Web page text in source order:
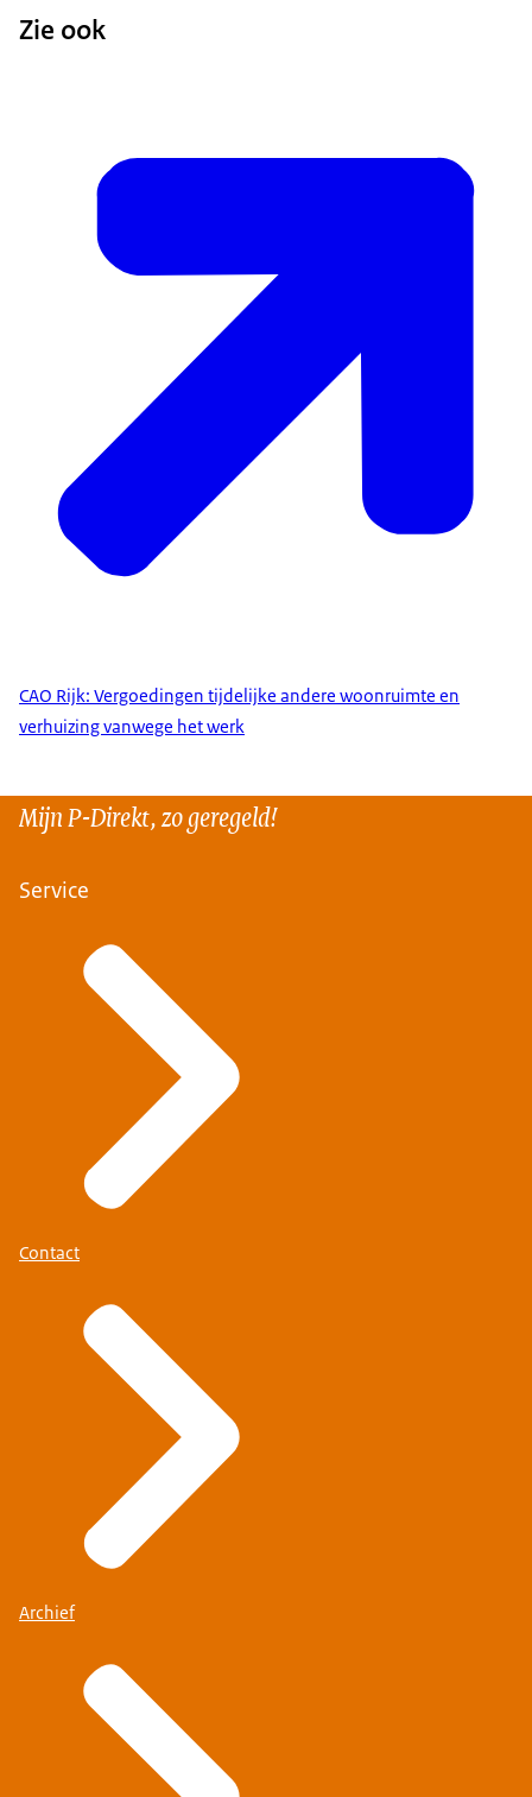
Zie ook
CAO Rijk: Vergoedingen tijdelijke andere woonruimte en
verhuizing vanwege het werk
Mijn P-Direkt, zo geregeld!
Service
Contact
Archief